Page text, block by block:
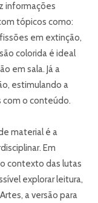
informações
tópicos como:
em extinção,
colorida é ideal
em sala. Já a
estimulando a
com o conteúdo.
material é a
Em
contexto das lutas
explorar leitura,
a versão para